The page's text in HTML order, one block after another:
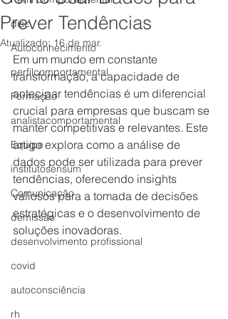
disc
Autoconhecimento
perfilcomportamental
Formação
analistacomportamental
Equipe
institutosensum
Comunicação
demissão
desenvolvimento profissional
covid
autoconsciência
rh
Prever Tendências
Atualizado:16 de mar.
Em um mundo em constante
transformação, a capacidade de
antecipar tendências é um diferencial
crucial para empresas que buscam se
manter competitivas e relevantes. Este
artigo explora como a análise de
dados pode ser utilizada para prever
tendências, oferecendo insights
valiosos para a tomada de decisões
estratégicas e o desenvolvimento de
soluções inovadoras.